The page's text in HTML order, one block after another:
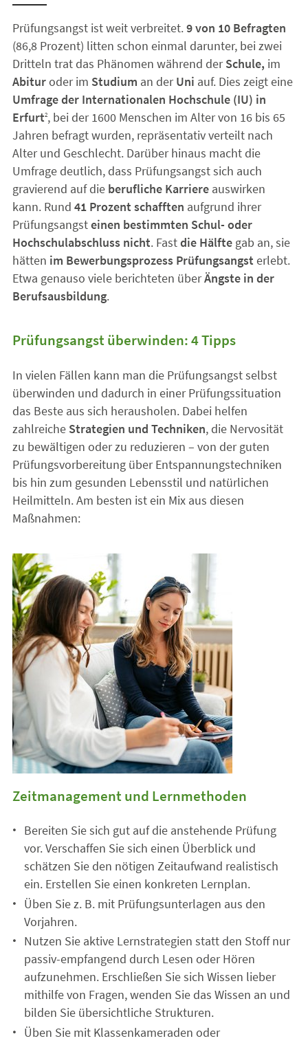
Prüfungsangst ist weit verbreitet.9 von 10 Befragten
(86,8 Prozent) litten schon einmal darunter, bei zwei
Dritteln trat das Phänomen während derSchule, im
Abituroder im Studium an derUni auf. Dies zeigt eine
Umfrage der Internationalen Hochschule (IU) in
Erfurt2, bei der 1600 Menschen im Alter von 16 bis 65
Jahren befragt wurden, repräsentativ verteilt nach
Alter und Geschlecht. Darüber hinaus macht die
Umfrage deutlich, dass Prüfungsangst sich auch
gravierend auf die berufliche Karriereauswirken
kann. Rund 41 Prozent schafften aufgrund ihrer
Prüfungsangsteinen bestimmten Schul- oder
Hochschulabschluss nicht. Fastdie Hälftegab an, sie
hätten im Bewerbungsprozess Prüfungsangst erlebt.
Etwa genauso viele berichteten überÄngste in der
Berufsausbildung.
Prüfungsangst überwinden: 4 Tipps
In vielen Fällen kann man die Prüfungsangst selbst
überwinden und dadurch in einer Prüfungssituation
das Beste aus sich herausholen. Dabei helfen
zahlreiche Strategien und Techniken, die Nervosität
zu bewältigen oder zu reduzieren – von der guten
Prüfungsvorbereitung über Entspannungstechniken
bis hin zum gesunden Lebensstil und natürlichen
Heilmitteln. Am besten ist ein Mix aus diesen
Maßnahmen:
Zeitmanagement und Lernmethoden
Bereiten Sie sich gut auf die anstehende Prüfung
vor. Verschaffen Sie sich einen Überblick und
schätzen Sie den nötigen Zeitaufwand realistisch
ein. Erstellen Sie einen konkreten Lernplan.
Üben Sie z. B. mit Prüfungsunterlagen aus den
Vorjahren.
Nutzen Sie aktive Lernstrategien statt den Stoff nur
passiv-empfangend durch Lesen oder Hören
aufzunehmen. Erschließen Sie sich Wissen lieber
mithilfe von Fragen, wenden Sie das Wissen an und
bilden Sie übersichtliche Strukturen.
Üben Sie mit Klassenkameraden oder